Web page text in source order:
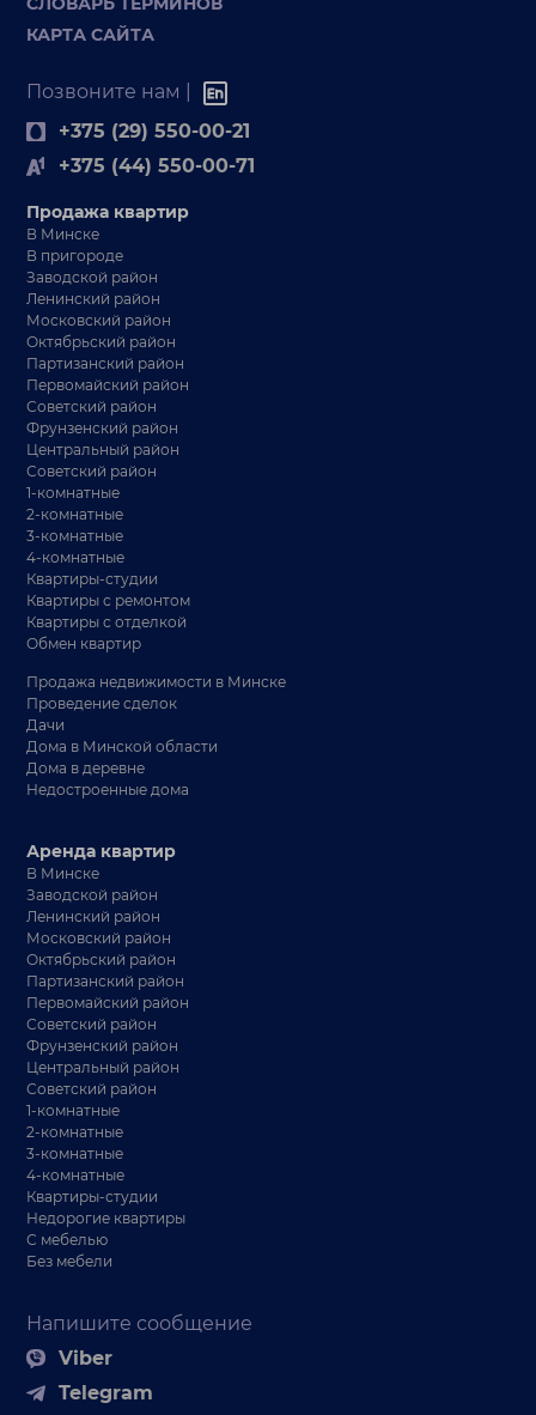
КАРТА САЙТА
Позвоните нам |
+375 (29) 550-00-21
+375 (44) 550-00-71
Продажа квартир
В Минске
В пригороде
Заводской район
Ленинский район
Московский район
Октябрьский район
Партизанский район
Первомайский район
Советский район
Фрунзенский район
Центральный район
Советский район
1-комнатные
2-комнатные
3-комнатные
4-комнатные
Квартиры-студии
Квартиры с ремонтом
Квартиры с отделкой
Обмен квартир
Продажа недвижимости в Минске
Проведение сделок
Дачи
Дома в Минской области
Дома в деревне
Недостроенные дома
Напишите сообщение
Viber
Telegram
Аренда квартир
В Минске
Заводской район
Ленинский район
Московский район
Октябрьский район
Партизанский район
Первомайский район
Советский район
Фрунзенский район
Центральный район
Советский район
1-комнатные
2-комнатные
3-комнатные
4-комнатные
Квартиры-студии
Недорогие квартиры
С мебелью
Без мебели